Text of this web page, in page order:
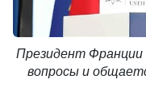
Президент
вопросы и